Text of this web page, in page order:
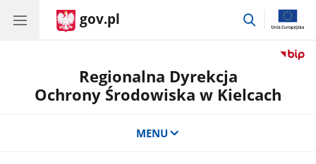
gov.pl
przejdź
Regionalna Dyrekcja
Ochrony Środowiska w Kielcach
MENU